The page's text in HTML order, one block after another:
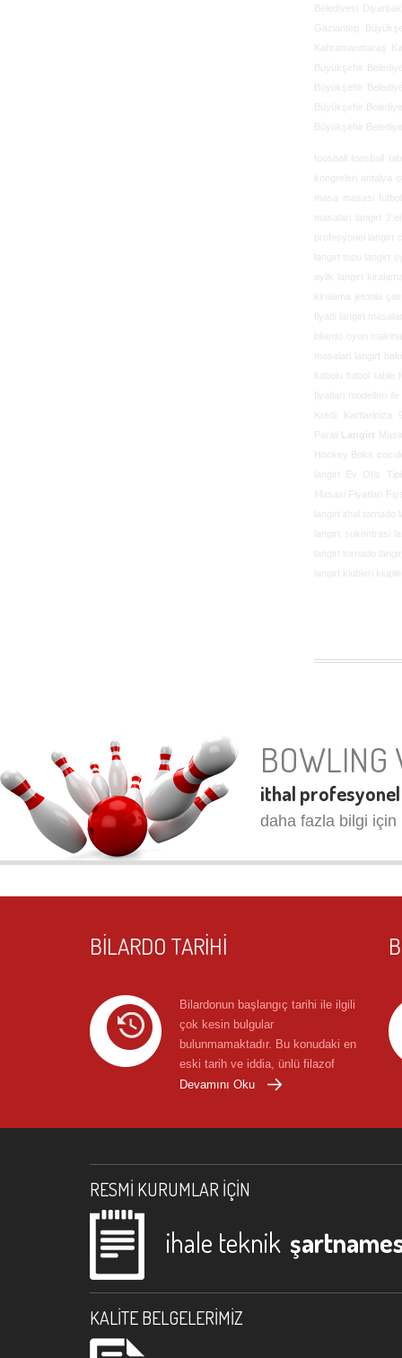
Belediyesi
Gaziantep
Kahramanmaraş
Büyükşehir
Büyükşehir
Büyükşehir
Büyükşehir
foosball foosball
kongreleri antalya
masa masasi
masalari langirt
profesyonel langirt
langirt topu langirt
aylik langirt
kiralama jetonla
fiyatli langirt
bilardo oyun
masalari langirt
futbolu futbol table
fiyatlari modelleri
Kredi
Parali Langirt
Hockey Boks
langirt
Ev Ofis
Masasi Fiyatlari
langirt ithal
langirt sukontrasi
langirt tornado
langirt klubleri
BOWLING
ithal
daha fazla bilgi için
BILARDO TARIHI
Bilardonun başlangıç tarihi ile ilgili
çok kesin bulgular
bulunmamaktadır. Bu konudaki en
eski tarih ve iddia, ünlü filazof
Anacharsis'in M.Ö. 400'de ...
Devamını Oku
RESMI KURUMLAR İÇIN
ihale teknik
KALITE BELGELERIMIZ